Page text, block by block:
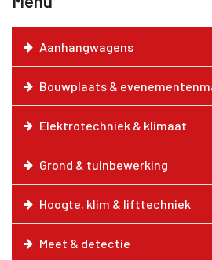
Aanhangwagens
Bouwplaats &
Elektrotechniek & klimaat
Grond & tuinbewerking
Hoogte, klim & lifttechniek
Meet & detectie